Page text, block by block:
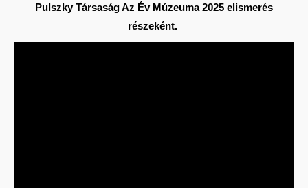
Pulszky Társaság Az Év Múzeuma 2025 elismerés
részeként.